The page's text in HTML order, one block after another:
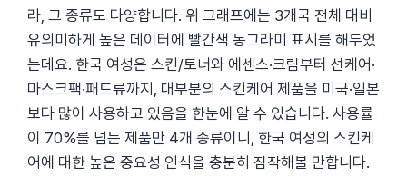
라, 그 종류도 다양합니다. 위 그래프에는 3개국 전체 대비
유의미하게 높은 데이터에 빨간색 동그라미 표시를 해두었
는데요. 한국 여성은 스킨/토너와 에센스·크림부터 선케어·
마스크팩·패드류까지, 대부분의 스킨케어 제품을 미국·일본
보다 많이 사용하고 있음을 한눈에 알 수 있습니다. 사용률
이 70%를 넘는 제품만 4개 종류이니, 한국 여성의 스킨케
어에 대한 높은 중요성 인식을 충분히 짐작해볼 만합니다.